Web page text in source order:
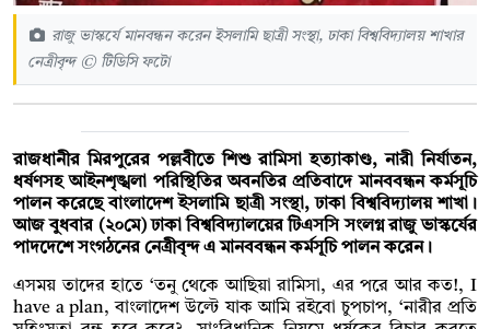
রাজু ভাস্কর্যে মানবন্ধন করেন ইসলামি ছাত্রী সংস্থা, ঢাকা বিশ্ববিদ্যালয় শাখার
নেত্রীবৃন্দ © টিডিসি ফটো
রাজধানীর মিরপুরের পল্লবীতে শিশু রামিসা হত্যাকাণ্ড, নারী নির্যাতন,
ধর্ষণসহ আইনশৃঙ্খলা পরিস্থিতির অবনতির প্রতিবাদে মানববন্ধন কর্মসূচি
পালন করেছে বাংলাদেশ ইসলামি ছাত্রী সংস্থা, ঢাকা বিশ্ববিদ্যালয় শাখা।
আজ বুধবার (২০মে) ঢাকা বিশ্ববিদ্যালয়ের টিএসসি সংলগ্ন রাজু ভাস্কর্যের
পাদদেশে সংগঠনের নেত্রীবৃন্দ এ মানববন্ধন কর্মসূচি পালন করেন।
এসময় তাদের হাতে ‘তনু থেকে আছিয়া রামিসা, এর পরে আর কত!, I
have a plan, বাংলাদেশ উল্টে যাক আমি রইবো চুপচাপ, ‘নারীর প্রতি